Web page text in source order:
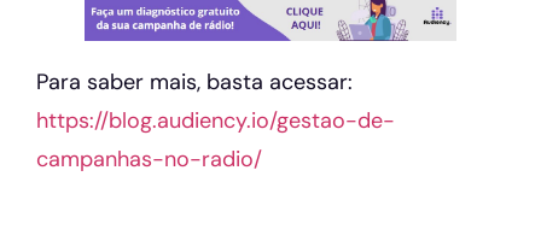
Para saber mais, basta acessar:
https://blog.audiency.io/gestao-de-
campanhas-no-radio/